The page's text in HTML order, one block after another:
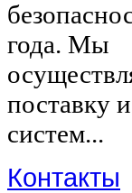
года. Мы
поставку
систем...
Контакты